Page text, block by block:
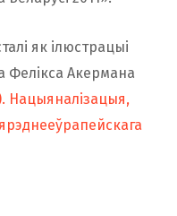
як ілюстрацыі
Фелікса Акермана
Нацыяналізацыя,